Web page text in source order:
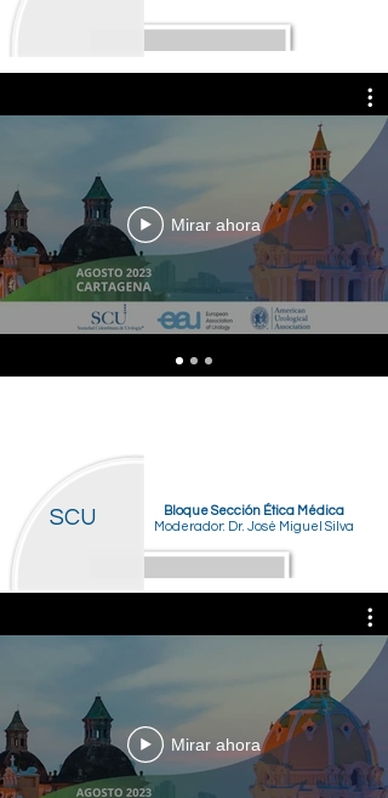
Mirar ahora
SCU
Bloque Sección Ética Médica
Moderador: Dr. José Miguel Silva
Mirar ahora